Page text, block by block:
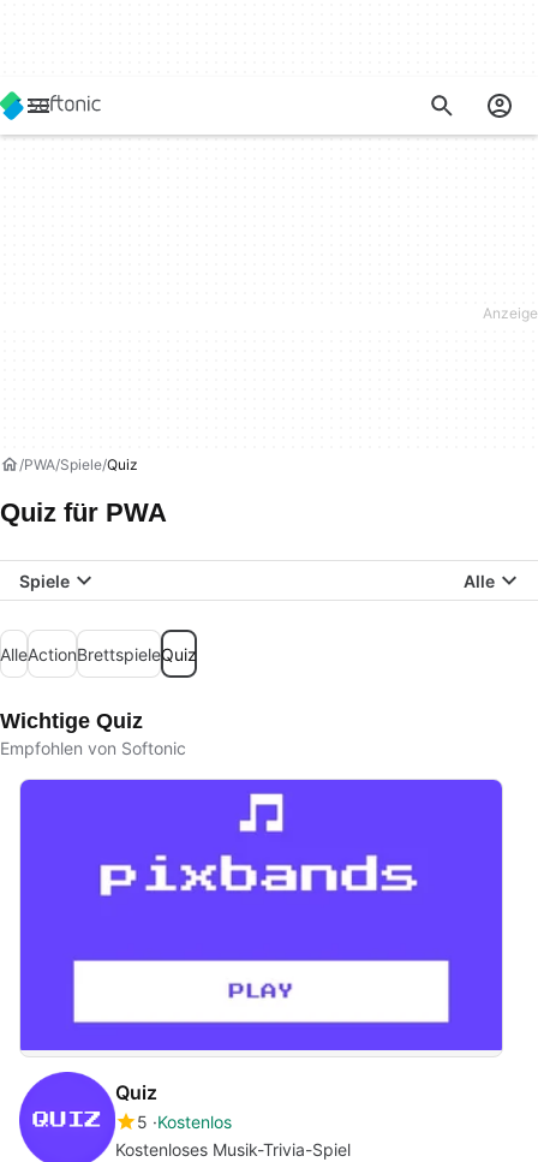
PWA Spiele Quiz
Quiz für PWA
Spiele Alle
AlleActionBrettspieleQuiz
Wichtige Quiz
Empfohlen von Softonic
Quiz
5 Kostenlos
Kostenloses Musik-Trivia-Spiel